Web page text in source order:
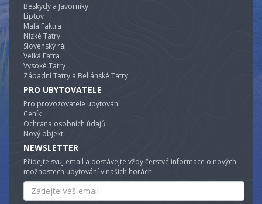
Beskydy a Javorníky
Liptov
Malá Faktra
Nízké Tatry
Slovenský ráj
Velká Fatra
Vysoké Tatry
Západní Tatry a Beliánské Tatry
PRO UBYTOVATELE
Pro provozovatele ubytování
Ceník
Ochrana osobních údajů
Nový objekt
NEWSLETTER
Přidejte svuj email a dostávejte vždy čerstvé informace o nových
možnostech ubytování v našich horách.
Email